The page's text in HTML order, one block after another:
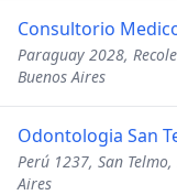
Consultorio
Paraguay 2028,
Buenos Aires
Odontologia San
Perú 1237, San
Aires